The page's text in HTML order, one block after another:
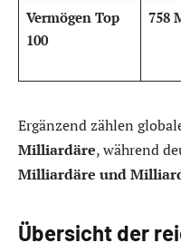
Vermögen Top
100
758
Ergänzend zählen
Milliardäre, während
Milliardäre und
Übersicht der